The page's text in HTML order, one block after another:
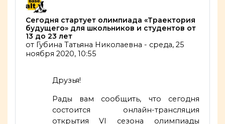
Сегодня стартует олимпиада «Траектория
будущего» для школьников и студентов от
13 до 23 лет
от Губина Татьяна Николаевна - среда, 25
ноября 2020, 10:55
Количество ответов: 0
Друзья!
Рады вам сообщить, что сегодня
состоится онлайн-трансляция
открытия VI сезона олимпиады